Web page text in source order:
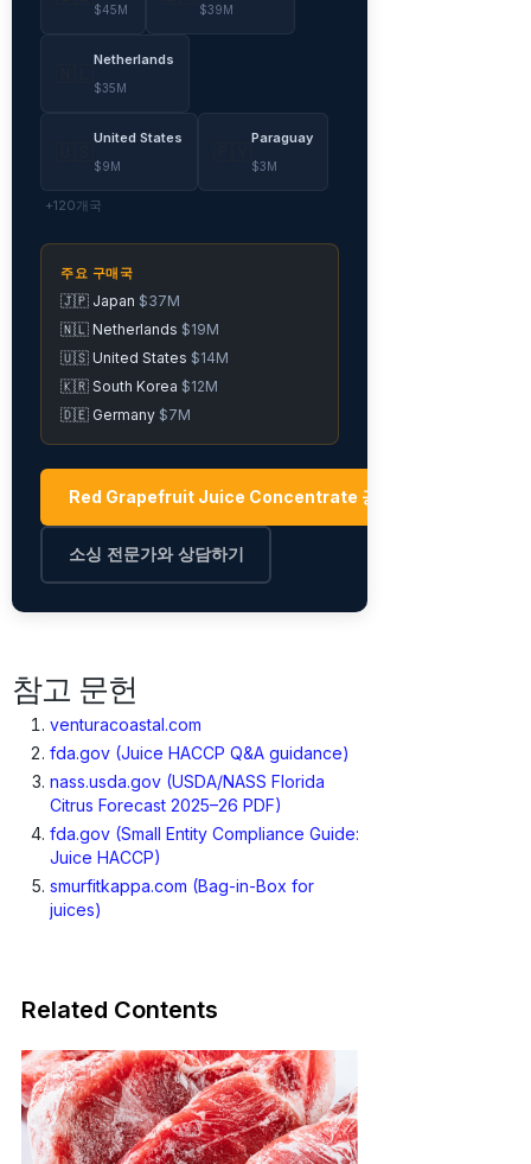
$45M $39M
Netherlands
$35M
United States
$9M
Paraguay
$3M
+120개국
주요 구매국
🇯🇵 Japan $37M
🇳🇱 Netherlands $19M
🇺🇸 United States $14M
🇰🇷 South Korea $12M
🇩🇪 Germany $7M
Red Grapefruit Juice Concentrate 공급업체 탐색 →
소싱 전문가와 상담하기
참고 문헌
venturacoastal.com
fda.gov (Juice HACCP Q&A guidance)
nass.usda.gov (USDA/NASS Florida
Citrus Forecast 2025–26 PDF)
fda.gov (Small Entity Compliance Guide:
Juice HACCP)
smurfitkappa.com (Bag-in-Box for
juices)
Related Contents